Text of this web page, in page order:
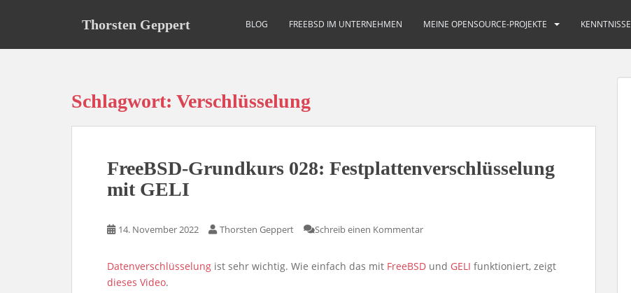
Thorsten Geppert BLOG FREEBSD IM UNTERNEHMEN MEINE OPENSOURCE-PROJEKTE KENNTNISSE
Schlagwort: Verschlüsselung
FreeBSD-Grundkurs 028: Festplattenverschlüsselung
mit GELI
14. November 2022 Thorsten Geppert Schreib einen Kommentar
Datenverschlüsselung ist sehr wichtig. Wie einfach das mit FreeBSD und GELI funktioniert, zeigt
dieses Video.